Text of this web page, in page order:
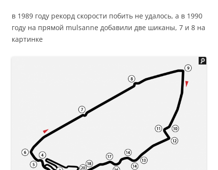
в 1989 году рекорд скорости побить не удалось, а в 1990
году на прямой mulsanne добавили две шиканы, 7 и 8 на
картинке